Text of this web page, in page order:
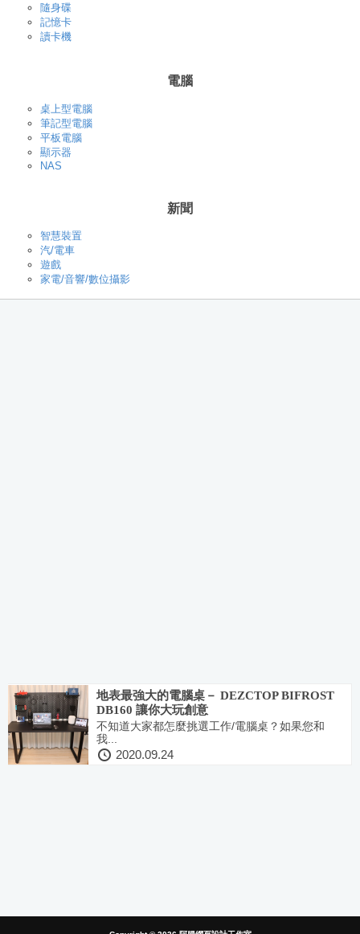
隨身碟
記憶卡
讀卡機
電腦
桌上型電腦
筆記型電腦
平板電腦
顯示器
NAS
新聞
智慧裝置
汽/電車
遊戲
家電/音響/數位攝影
地表最強大的電腦桌－ DEZCTOP BIFROST
DB160 讓你大玩創意
不知道大家都怎麼挑選工作/電腦桌？如果您和
我...
2020.09.24